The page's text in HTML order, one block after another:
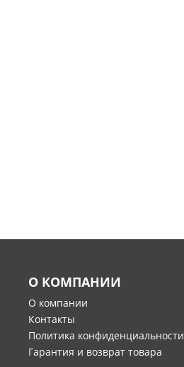
О КОМПАНИИ
О компании
Контакты
Политика конфиденциальности
Гарантия и возврат товара